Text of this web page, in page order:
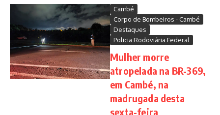
Cambé
Corpo de Bombeiros - Cambé
Destaques
Policia Rodoviária Federal
Mulher morre
atropelada na BR-369,
em Cambé, na
madrugada desta
sexta-feira